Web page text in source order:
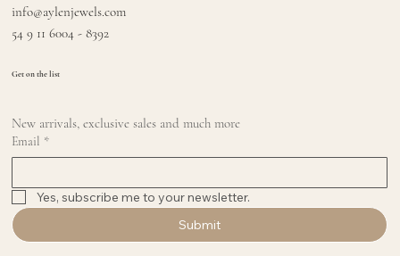
info@aylenjewels.com
54 9 11 6004 - 8392
Get on the list
New arrivals, exclusive sales and much more
Email *
Yes, subscribe me to your newsletter.
Submit